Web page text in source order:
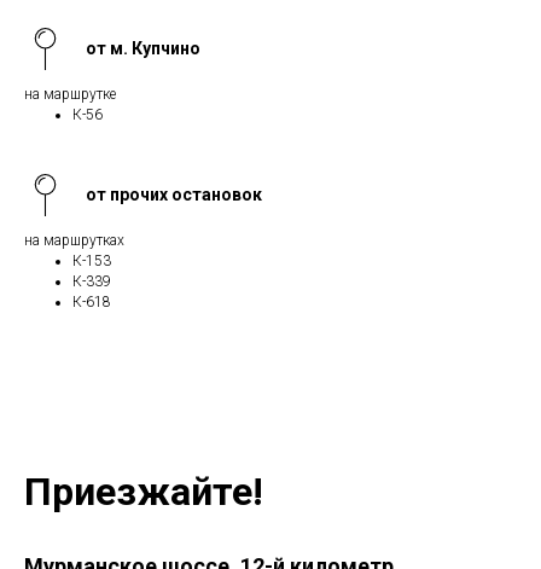
от м. Купчино
на маршрутке
К-56
от прочих остановок
на маршрутках
К-153
К-339
К-618
Приезжайте!